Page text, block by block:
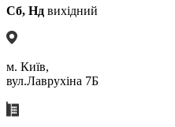
Сб, Нд вихідний
м. Київ,
вул.Лаврухіна 7Б